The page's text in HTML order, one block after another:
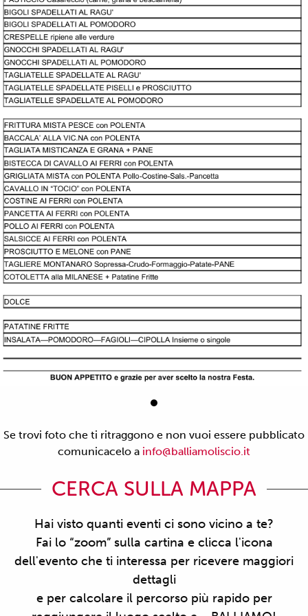
Se trovi foto che ti ritraggono e non vuoi essere pubblicato
comunicacelo a info@balliamoliscio.it
CERCA SULLA MAPPA
Hai visto quanti eventi ci sono vicino a te?
Fai lo “zoom” sulla cartina e clicca l'icona
dell'evento che ti interessa per ricevere maggiori
dettagli
e per calcolare il percorso più rapido per